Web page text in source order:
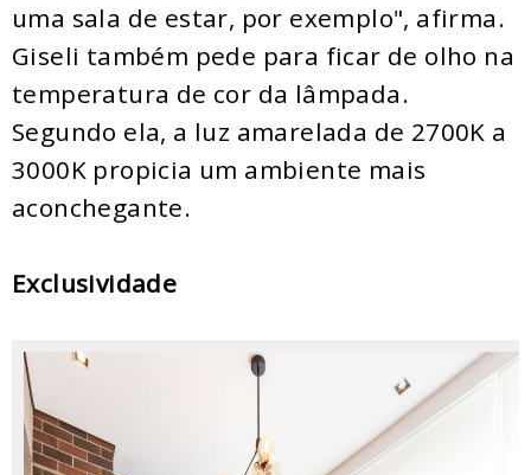
uma sala de estar, por exemplo", afirma.
Giseli também pede para ficar de olho na
temperatura de cor da lâmpada.
Segundo ela, a luz amarelada de 2700K a
3000K propicia um ambiente mais
aconchegante.
Exclusividade